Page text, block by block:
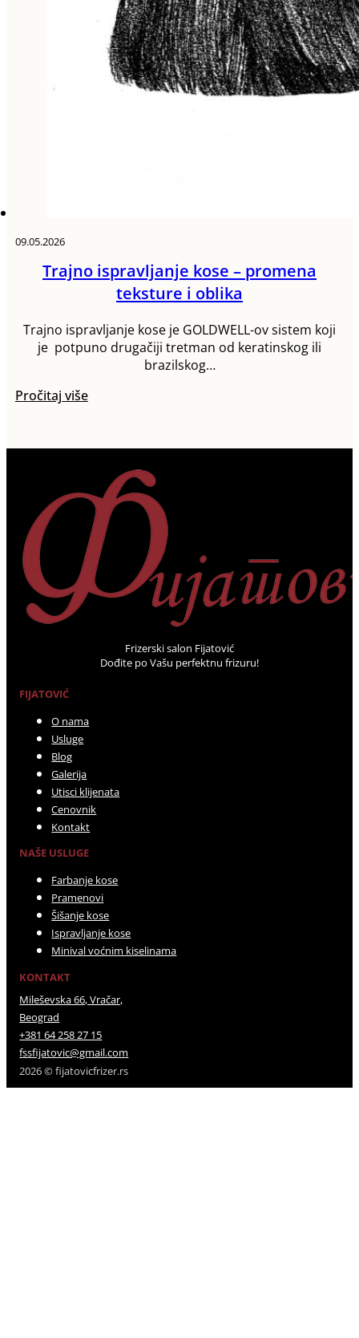
09.05.2026
Trajno ispravljanje kose – promena
teksture i oblika
Trajno ispravljanje kose je GOLDWELL-ov sistem koji
je potpuno drugačiji tretman od keratinskog ili
brazilskog…
Pročitaj više
Frizerski salon Fijatović
Dođite po Vašu perfektnu frizuru!
FIJATOVIĆ
O nama
Usluge
Blog
Galerija
Utisci klijenata
Cenovnik
Kontakt
NAŠE USLUGE
Farbanje kose
Pramenovi
Šišanje kose
Ispravljanje kose
Minival voćnim kiselinama
KONTAKT
Mileševska 66, Vračar,
Beograd
+381 64 258 27 15
fssfijatovic@gmail.com
2026 © fijatovicfrizer.rs